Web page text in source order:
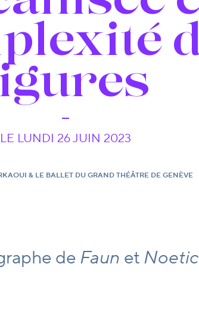
LE LUNDI 26 JUIN 2023
& LE BALLET DU GRAND THÉÂTRE DE GENÈVE
de Faun et Noetic